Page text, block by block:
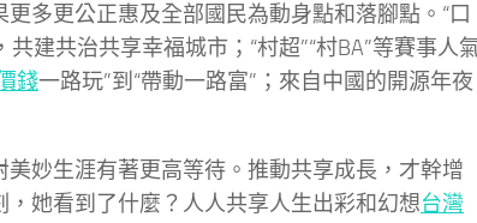
多更公正惠及全部國民為動身點和落腳點。“口
共建共治共享幸福城市；“村超”“村BA”等賽事人
錢一路玩”到“帶動一路富”；來自中國的開源年夜
妙生涯有著更高等待。推動共享成長，才幹增
她看到了什麼？人人共享人生出彩和幻想台灣